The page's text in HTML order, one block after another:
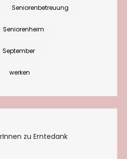
Seniorenbetreuung
Seniorenheim
September
werken
zu Erntedank